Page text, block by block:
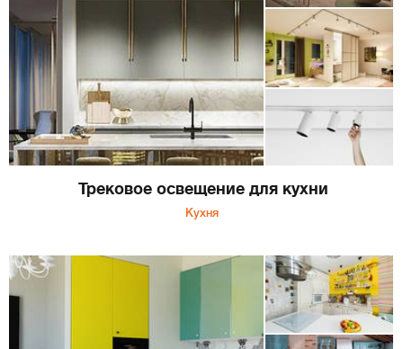
Трековое освещение для кухни
Кухня